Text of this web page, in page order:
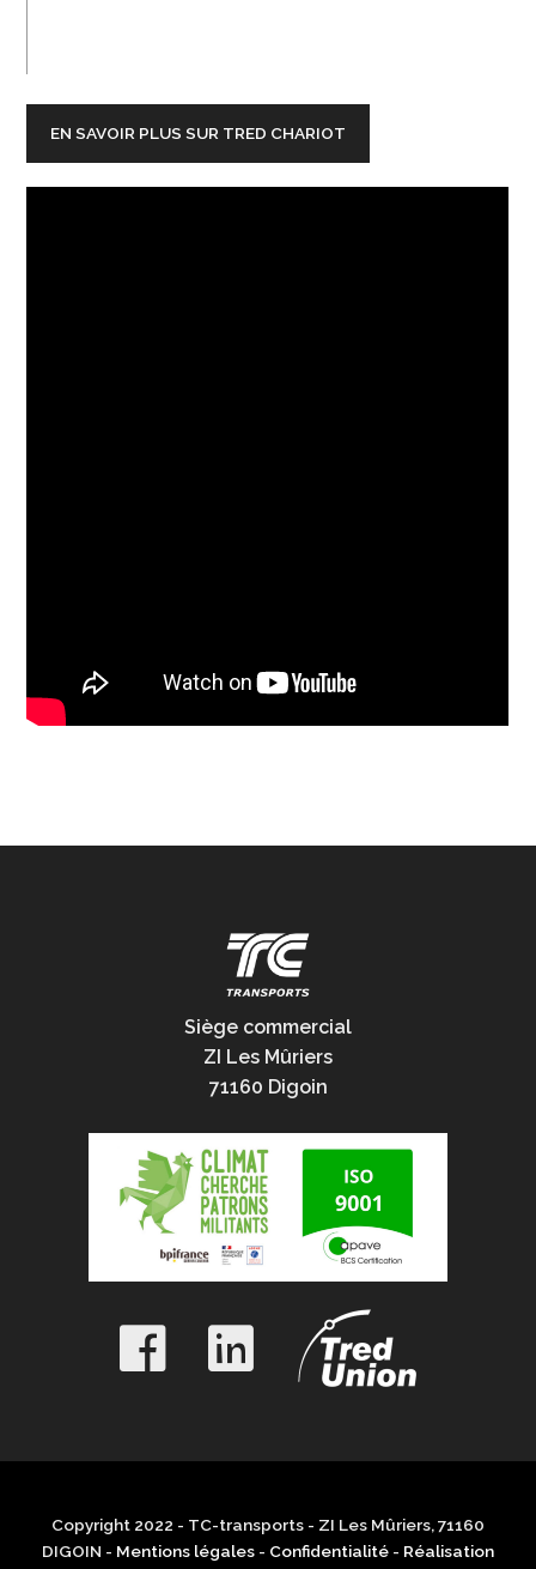
EN SAVOIR PLUS SUR TRED CHARIOT
Siège commercial
ZI Les Mûriers
71160 Digoin
Copyright 2022 - TC-transports - ZI Les Mûriers, 71160
DIGOIN - Mentions légales - Confidentialité - Réalisation